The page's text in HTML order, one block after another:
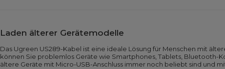
Laden älterer Gerätemodelle
Das Ugreen US289-Kabel ist eine ideale Lösung für Menschen mit
können Sie problemlos Geräte wie Smartphones, Tablets, Bluetooth-
ältere Geräte mit Micro-USB-Anschluss immer noch beliebt sind und